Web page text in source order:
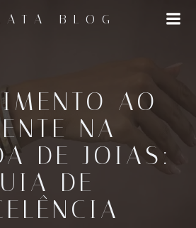
paraBLOG
AO
NA
DE JOIAS:
DE